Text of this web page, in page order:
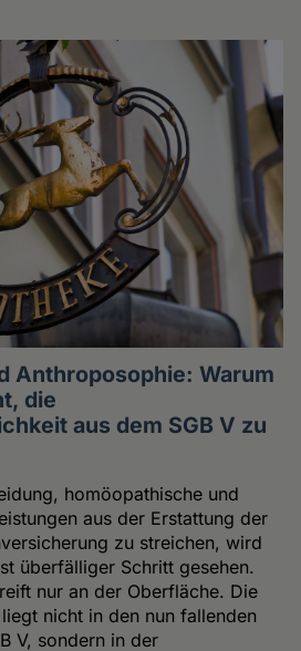
Anthroposophie: Warum
die
aus dem SGB V zu
homöopathische und
aus der Erstattung der
zu streichen, wird
überfälliger Schritt gesehen.
nur an der Oberfläche. Die
nicht in den nun fallenden
V, sondern in der